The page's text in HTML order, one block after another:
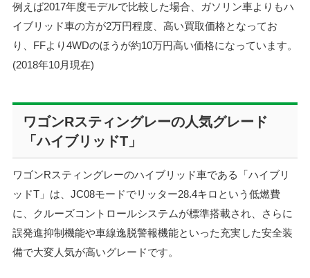
例えば2017年度モデルで比較した場合、ガソリン車よりもハ
イブリッド車の方が2万円程度、高い買取価格となってお
り、FFより4WDのほうが約10万円高い価格になっています。
(2018年10月現在)
ワゴンRスティングレーの人気グレード
「ハイブリッドT」
ワゴンRスティングレーのハイブリッド車である「ハイブリ
ッドT」は、JC08モードでリッター28.4キロという低燃費
に、クルーズコントロールシステムが標準搭載され、さらに
誤発進抑制機能や車線逸脱警報機能といった充実した安全装
備で大変人気が高いグレードです。